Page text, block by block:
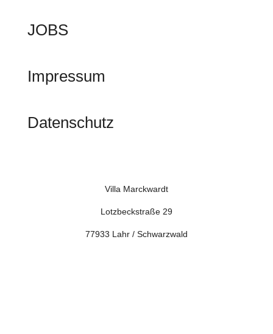
JOBS
Impressum
Datenschutz
Villa Marckwardt
Lotzbeckstraße 29
77933 Lahr / Schwarzwald